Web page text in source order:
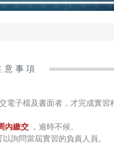
意 事 項
電子檔及書面者，才完成實習
內繳交
，逾時不候。
詢問當屆實習的負責人員。